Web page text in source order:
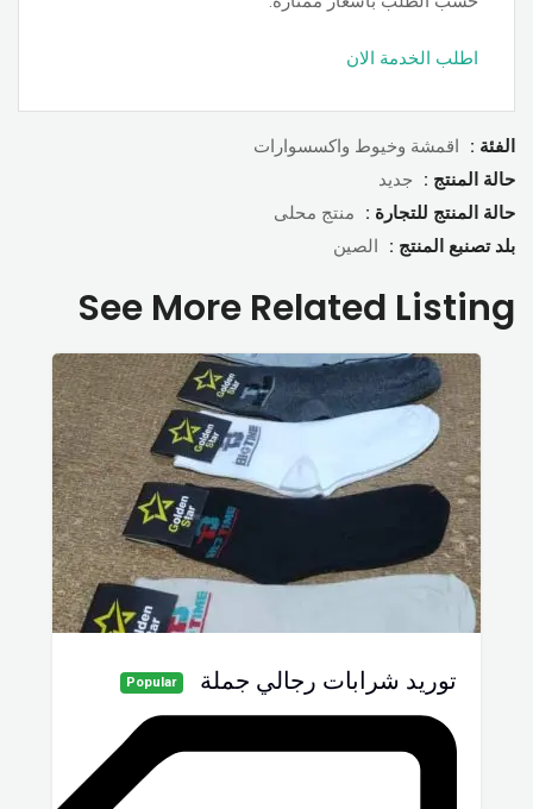
اطلب الخدمة الان
الفئة :
اقمشة وخيوط واكسسوارات
حالة المنتج :
جديد
حالة المنتج للتجارة :
منتج محلى
بلد تصنبع المنتج :
الصين
See More Related Listing
توريد شرابات رجالي جملة Popular